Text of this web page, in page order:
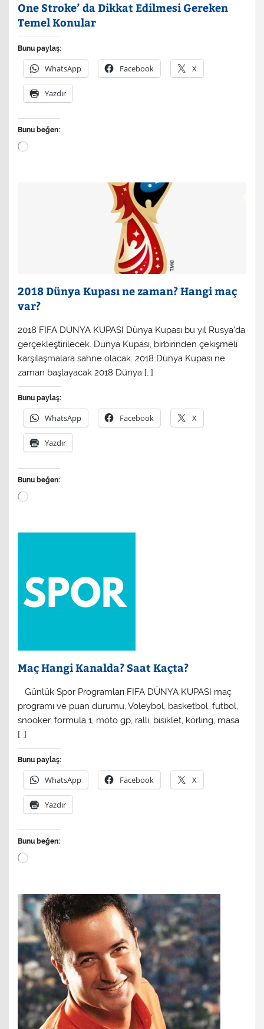
One Stroke’ da Dikkat Edilmesi Gereken
Temel Konular
Bunu paylaş:
WhatsApp Facebook X
Yazdır
Bunu beğen:
Yükleniyor...
2018 Dünya Kupası ne zaman? Hangi maç
var?
2018 FIFA DÜNYA KUPASI Dünya Kupası bu yıl Rusya’da
gerçekleştirilecek. Dünya Kupası, birbirinden çekişmeli
karşılaşmalara sahne olacak. 2018 Dünya Kupası ne
zaman başlayacak 2018 Dünya […]
Bunu paylaş:
WhatsApp Facebook X
Yazdır
Bunu beğen:
Yükleniyor...
Maç Hangi Kanalda? Saat Kaçta?
​ Günlük Spor Programları FIFA DÜNYA KUPASI maç
programı ve puan durumu, Voleybol, basketbol, futbol,
snooker, formula 1, moto gp, ralli, bisiklet, körling, masa
[…]
Bunu paylaş:
WhatsApp Facebook X
Yazdır
Bunu beğen:
Yükleniyor...